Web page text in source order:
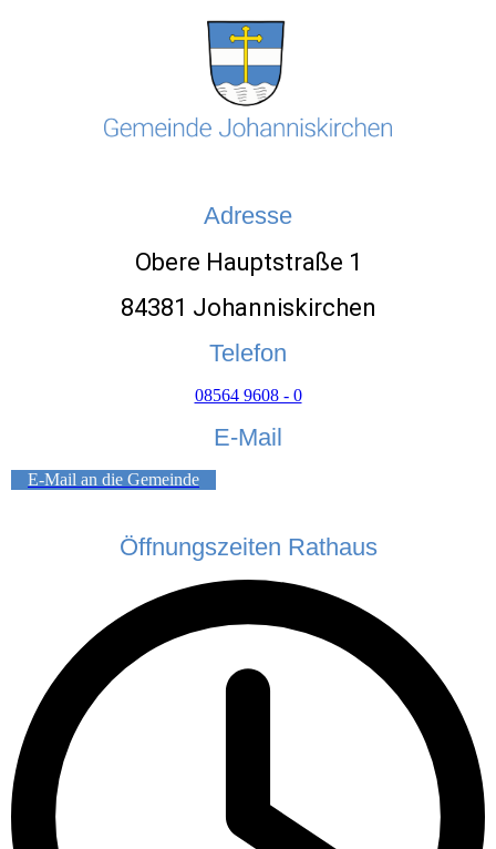
Adresse
Obere Hauptstraße 1
84381 Johanniskirchen
Telefon
08564 9608 - 0
E-Mail
E-Mail an die Gemeinde
Öffnungszeiten Rathaus